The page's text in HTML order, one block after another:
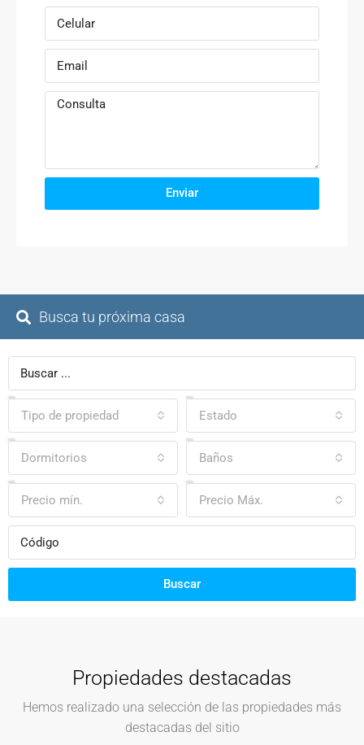
Enviar
Busca tu próxima casa
Tipo de propiedad Estado
Dormitorios Baños
Precio mín. Precio Máx.
Buscar
Propiedades destacadas
Hemos realizado una selección de las propiedades más
destacadas del sitio